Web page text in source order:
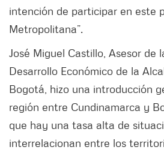
intención de participar en este
Metropolitana”.
José Miguel Castillo, Asesor de
Desarrollo Económico de la
Bogotá, hizo una introducción
región entre Cundinamarca y
que hay una tasa alta de
interrelacionan entre los